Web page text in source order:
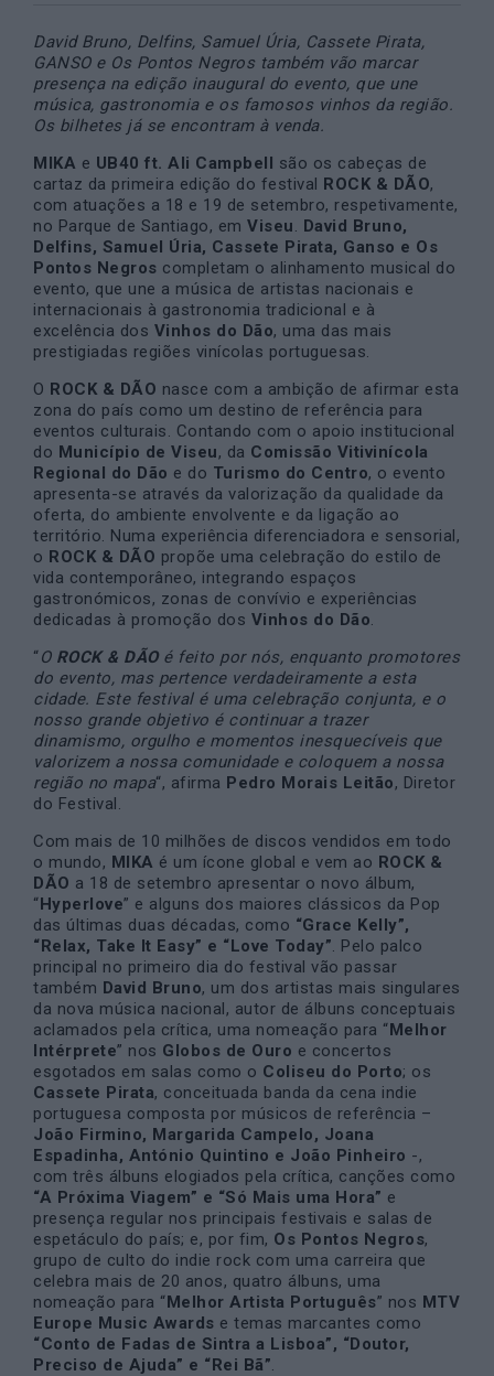
David Bruno, Delfins, Samuel Úria, Cassete Pirata,
GANSO e Os Pontos Negros também vão marcar
presença na edição inaugural do evento, que une
música, gastronomia e os famosos vinhos da região.
Os bilhetes já se encontram à venda.
MIKA e UB40 ft. Ali Campbell são os cabeças de
cartaz da primeira edição do festival ROCK & DÃO,
com atuações a 18 e 19 de setembro, respetivamente,
no Parque de Santiago, em Viseu. David Bruno,
Delfins, Samuel Úria, Cassete Pirata, Ganso e Os
Pontos Negros completam o alinhamento musical do
evento, que une a música de artistas nacionais e
internacionais à gastronomia tradicional e à
excelência dos Vinhos do Dão, uma das mais
prestigiadas regiões vinícolas portuguesas.
O ROCK & DÃO nasce com a ambição de afirmar esta
zona do país como um destino de referência para
eventos culturais. Contando com o apoio institucional
do Município de Viseu, da Comissão Vitivinícola
Regional do Dão e do Turismo do Centro, o evento
apresenta-se através da valorização da qualidade da
oferta, do ambiente envolvente e da ligação ao
território. Numa experiência diferenciadora e sensorial,
o ROCK & DÃO propõe uma celebração do estilo de
vida contemporâneo, integrando espaços
gastronómicos, zonas de convívio e experiências
dedicadas à promoção dos Vinhos do Dão.
“OROCK & DÃOé feito por nós, enquanto promotores
do evento, mas pertence verdadeiramente a esta
cidade. Este festival é uma celebração conjunta, e o
nosso grande objetivo é continuar a trazer
dinamismo, orgulho e momentos inesquecíveis que
valorizem a nossa comunidade e coloquem a nossa
região no mapa“, afirma Pedro Morais Leitão, Diretor
do Festival.
Com mais de 10 milhões de discos vendidos em todo
o mundo, MIKA é um ícone global e vem ao ROCK &
DÃO a 18 de setembro apresentar o novo álbum,
“Hyperlove” e alguns dos maiores clássicos da Pop
das últimas duas décadas, como “Grace Kelly”,
“Relax, Take It Easy” e “Love Today”. Pelo palco
principal no primeiro dia do festival vão passar
também David Bruno, um dos artistas mais singulares
da nova música nacional, autor de álbuns conceptuais
aclamados pela crítica, uma nomeação para “Melhor
Intérprete” nos Globos de Ouro e concertos
esgotados em salas como o Coliseu do Porto; os
Cassete Pirata, conceituada banda da cena indie
portuguesa composta por músicos de referência –
João Firmino, Margarida Campelo, Joana
Espadinha, António Quintino e João Pinheiro -,
com três álbuns elogiados pela crítica, canções como
“A Próxima Viagem” e “Só Mais uma Hora” e
presença regular nos principais festivais e salas de
espetáculo do país; e, por fim, Os Pontos Negros,
grupo de culto do indie rock com uma carreira que
celebra mais de 20 anos, quatro álbuns, uma
nomeação para “Melhor Artista Português” nos MTV
Europe Music Awards e temas marcantes como
“Conto de Fadas de Sintra a Lisboa”, “Doutor,
Preciso de Ajuda” e “Rei Bã”.